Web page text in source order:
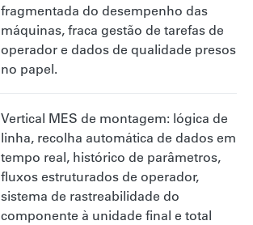
fragmentada do desempenho das
máquinas, fraca gestão de tarefas de
operador e dados de qualidade presos
no papel.
Vertical MES de montagem: lógica de
linha, recolha automática de dados em
tempo real, histórico de parâmetros,
fluxos estruturados de operador,
sistema de rastreabilidade do
componente à unidade final e total